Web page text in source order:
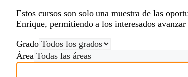
Estos cursos son solo una muestra de las
Enrique, permitiendo a los interesados
Grado
Área